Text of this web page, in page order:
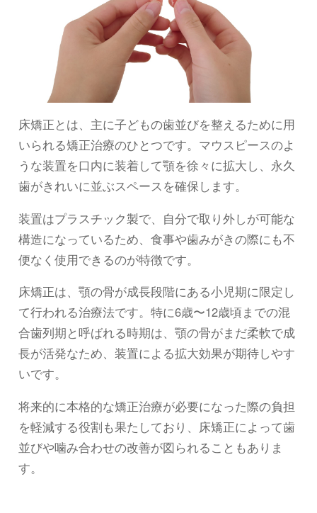
床矯正とは、主に子どもの歯並びを整えるために用
いられる矯正治療のひとつです。マウスピースのよ
うな装置を口内に装着して顎を徐々に拡大し、永久
歯がきれいに並ぶスペースを確保します。
装置はプラスチック製で、自分で取り外しが可能な
構造になっているため、食事や歯みがきの際にも不
便なく使用できるのが特徴です。
床矯正は、顎の骨が成長段階にある小児期に限定し
て行われる治療法です。特に6歳〜12歳頃までの混
合歯列期と呼ばれる時期は、顎の骨がまだ柔軟で成
長が活発なため、装置による拡大効果が期待しやす
いです。
将来的に本格的な矯正治療が必要になった際の負担
を軽減する役割も果たしており、床矯正によって歯
並びや噛み合わせの改善が図られることもありま
す。